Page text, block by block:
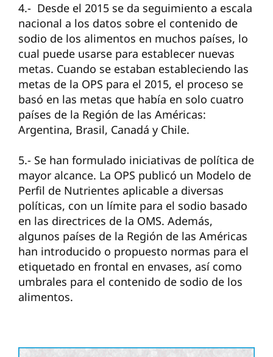
4.- Desde el 2015 se da seguimiento a escala
nacional a los datos sobre el contenido de
sodio de los alimentos en muchos países, lo
cual puede usarse para establecer nuevas
metas. Cuando se estaban estableciendo las
metas de la OPS para el 2015, el proceso se
basó en las metas que había en solo cuatro
países de la Región de las Américas:
Argentina, Brasil, Canadá y Chile.
5.- Se han formulado iniciativas de política de
mayor alcance. La OPS publicó un Modelo de
Perfil de Nutrientes aplicable a diversas
políticas, con un límite para el sodio basado
en las directrices de la OMS. Además,
algunos países de la Región de las Américas
han introducido o propuesto normas para el
etiquetado en frontal en envases, así como
umbrales para el contenido de sodio de los
alimentos.